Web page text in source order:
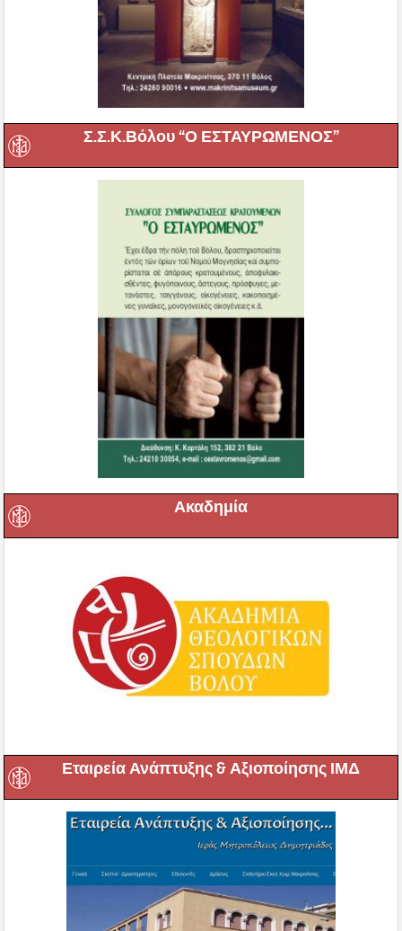
Σ.Σ.Κ.Βόλου “Ο ΕΣΤΑΥΡΩΜΕΝΟΣ”
Ακαδημία
Εταιρεία Ανάπτυξης & Αξιοποίησης ΙΜΔ